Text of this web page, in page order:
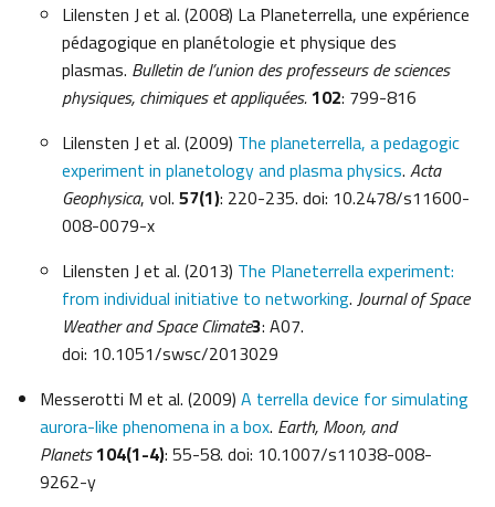
Lilensten J et al. (2008) La Planeterrella, une expérience
pédagogique en planétologie et physique des
plasmas. Bulletin de l’union des professeurs de sciences
physiques, chimiques et appliquées.102: 799-816
Lilensten J et al. (2009) The planeterrella, a pedagogic
experiment in planetology and plasma physics. Acta
Geophysica, vol. 57(1): 220-235. doi: 10.2478/s11600-
008-0079-x
Lilensten J et al. (2013) The Planeterrella experiment:
from individual initiative to networking. Journal of Space
Weather and Space Climate3: A07.
doi: 10.1051/swsc/2013029
Messerotti M et al. (2009) A terrella device for simulating
aurora-like phenomena in a box. Earth, Moon, and
Planets104(1-4): 55-58. doi: 10.1007/s11038-008-
9262-y